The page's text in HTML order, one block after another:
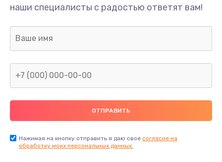
наши специалисты с радостью ответят вам!
Нажимая на кнопку отправить я даю свое согласие на
обработку моих персональных данных.